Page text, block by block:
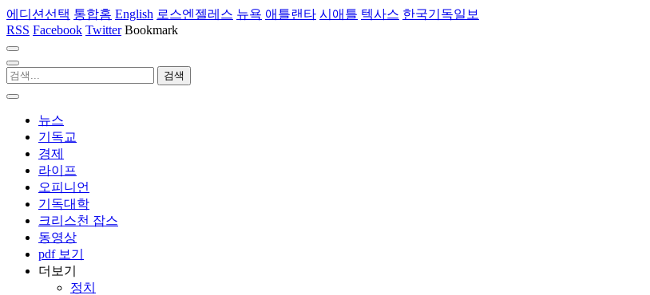
에디션선택 통합홈 English 로스엔젤레스 뉴욕 애틀랜타 시애틀 텍사스 한국기독일보
RSS Facebook Twitter Bookmark
뉴스
기독교
경제
라이프
오피니언
기독대학
크리스천 잡스
동영상
pdf 보기
더보기
정치